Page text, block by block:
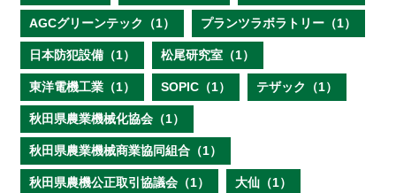
AGCグリーンテック（1） プランツラボラトリー（1）
日本防犯設備（1） 松尾研究室（1）
東洋電機工業（1） SOPIC（1） テザック（1）
秋田県農業機械化協会（1）
秋田県農業機械商業協同組合（1）
秋田県農機公正取引協議会（1） 大仙（1）